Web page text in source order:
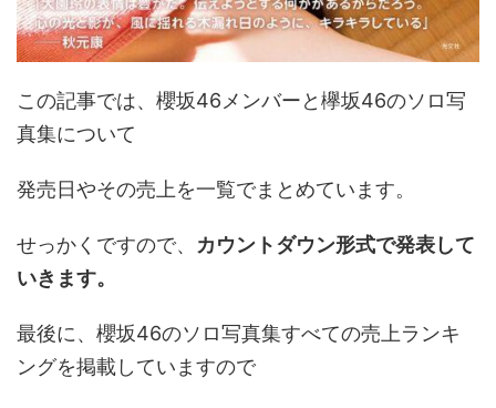
この記事では、櫻坂46メンバーと欅坂46のソロ写
真集について
発売日やその売上を一覧でまとめています。
せっかくですので、 カウントダウン形式で発表して
いきます。
最後に、櫻坂46のソロ写真集すべての売上ランキ
ングを掲載していますので